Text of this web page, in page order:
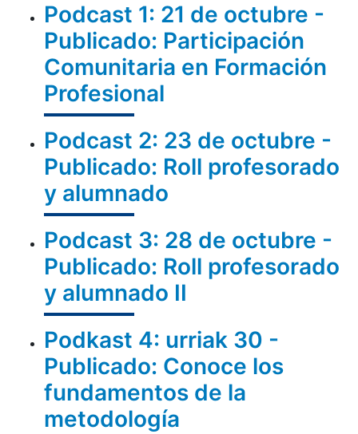
Podcast 1: 21 de octubre -
Publicado: Participación
Comunitaria en Formación
Profesional
Podcast 2: 23 de octubre -
Publicado: Roll profesorado
y alumnado
Podcast 3: 28 de octubre -
Publicado: Roll profesorado
y alumnado II
Podkast 4: urriak 30 -
Publicado: Conoce los
fundamentos de la
metodología